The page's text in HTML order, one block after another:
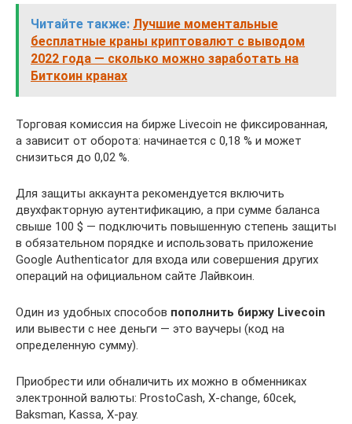
Читайте также: Лучшие моментальные
бесплатные краны криптовалют с выводом
2022 года — сколько можно заработать на
Биткоин кранах
Торговая комиссия на бирже Livecoin не фиксированная,
а зависит от оборота: начинается с 0,18 % и может
снизиться до 0,02 %.
Для защиты аккаунта рекомендуется включить
двухфакторную аутентификацию, а при сумме баланса
свыше 100 $ — подключить повышенную степень защиты
в обязательном порядке и использовать приложение
Google Authenticator для входа или совершения других
операций на официальном сайте Лайвкоин.
Один из удобных способов пополнить биржу Livecoin
или вывести с нее деньги — это ваучеры (код на
определенную сумму).
Приобрести или обналичить их можно в обменниках
электронной валюты: ProstoCash, X-change, 60cek,
Baksman, Kassa, X-pay.